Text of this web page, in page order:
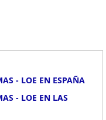
- LOE EN ESPAÑA
- LOE EN LAS